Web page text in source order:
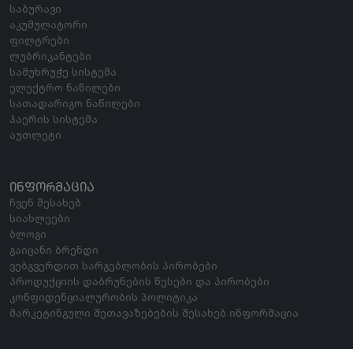
საბურავი
აკუმულატორი
ფილტრები
ლუბრიკანტები
სამუხრუჭე სისტემა
ელექტრო ნაწილები
სათადარიგო ნაწილები
ჰაერის სისტემა
აუთლეტი
ᲘᲜᲤᲝᲠᲛᲐᲪᲘᲐ
ჩვენ შესახებ
სიახლეები
ბლოგი
გაიცანი ბრენდი
ვებგვერდით სარგებლობის პირობები
პროდუქციის დაბრუნების წესები და პირობები
კონფიდენციალურობის პოლიტიკა
მარკეტინგული შეთავაზებების შესახებ ინფორმაცია